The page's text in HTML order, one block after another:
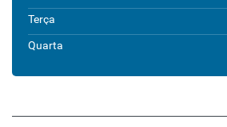
Terça
Quarta